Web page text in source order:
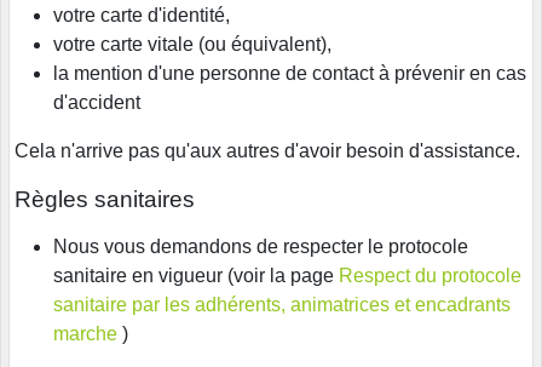
votre carte d'identité,
votre carte vitale (ou équivalent),
la mention d'une personne de contact à prévenir en cas
d'accident
Cela n'arrive pas qu'aux autres d'avoir besoin d'assistance.
Règles sanitaires
Nous vous demandons de respecter le protocole
sanitaire en vigueur (voir la page Respect du protocole
sanitaire par les adhérents, animatrices et encadrants
marche )